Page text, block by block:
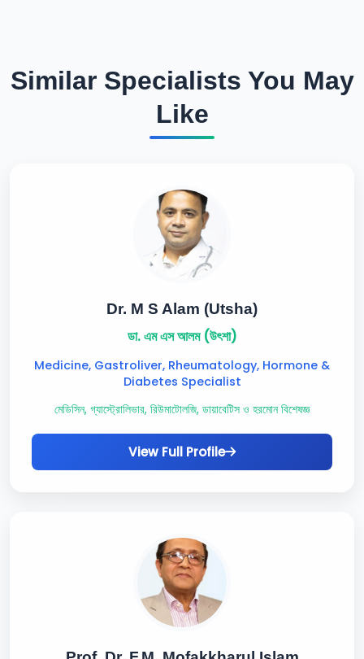
Similar Specialists You May
Like
Dr. M S Alam (Utsha)
ডা. এম এস আলম (উৎশা)
Medicine, Gastroliver, Rheumatology, Hormone &
Diabetes Specialist
মেডিসিন, গ্যাস্ট্রোলিভার, রিউমাটোলজি, ডায়াবেটিস ও হরমোন বিশেষজ্ঞ
View Full Profile